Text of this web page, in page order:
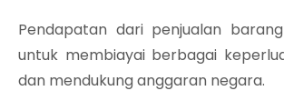
Pendapatan dari penjualan
untuk membiayai berbagai
dan mendukung anggaran negara.